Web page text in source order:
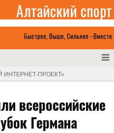
Быстрее, Выше, Сильнее - Вместе
Алтайский спорт
ПРОЕКТ»
всероссийские
Германа